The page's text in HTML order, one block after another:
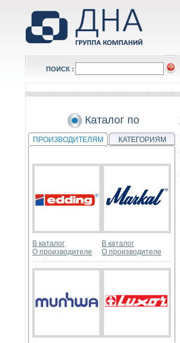
ПОИСК :
Каталог по
ПРОИЗВОДИТЕЛЯМ КАТЕГОРИЯМ
В каталог
О производителе
В каталог
О производителе